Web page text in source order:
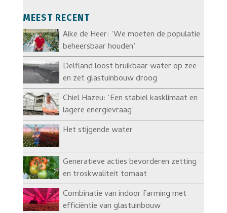
MEEST RECENT
Aike de Heer: ‘We moeten de populatie
beheersbaar houden’
Delfland loost bruikbaar water op zee
en zet glastuinbouw droog
Chiel Hazeu: ‘Een stabiel kasklimaat en
lagere energievraag’
Het stijgende water
Generatieve acties bevorderen zetting
en troskwaliteit tomaat
Combinatie van indoor farming met
efficiëntie van glastuinbouw